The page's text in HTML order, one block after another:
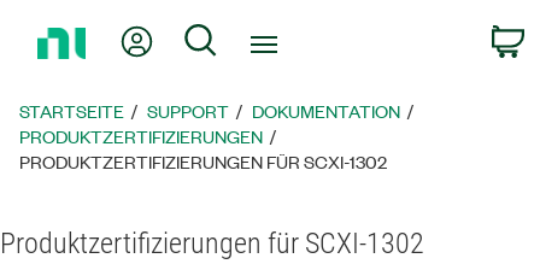
zur
Mein KontoSuche
STARTSEITE SUPPORT
DOKUMENTATION
PRODUKTZERTIFIZIERUNGEN
PRODUKTZERTIFIZIERUNGEN FÜR SCXI-1302
Produktzertifizierungen für SCXI-1302